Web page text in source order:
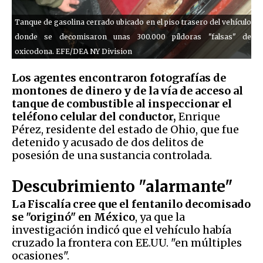
Tanque de gasolina cerrado ubicado en el piso trasero del vehículo
donde se decomisaron unas 300.000 píldoras "falsas" de
oxicodona. EFE/DEA NY Division
Los agentes encontraron fotografías de
montones de dinero y de la vía de acceso al
tanque de combustible al inspeccionar el
teléfono celular del conductor, Enrique
Pérez, residente del estado de Ohio, que fue
detenido y acusado de dos delitos de
posesión de una sustancia controlada.
Descubrimiento "alarmante"
La Fiscalía cree que el fentanilo decomisado
se "originó" en México, ya que la
investigación indicó que el vehículo había
cruzado la frontera con EE.UU. "en múltiples
ocasiones".